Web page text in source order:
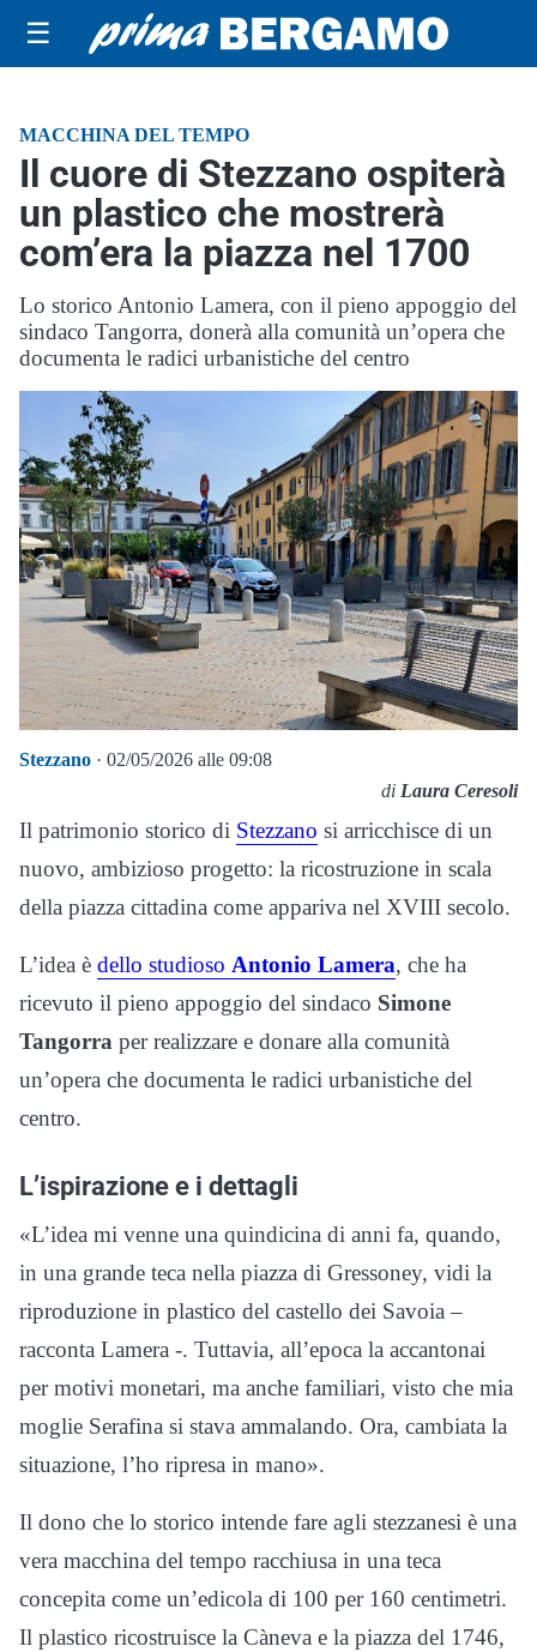
☰
MACCHINA DEL TEMPO
Il cuore di Stezzano ospiterà
un plastico che mostrerà
com’era la piazza nel 1700
Lo storico Antonio Lamera, con il pieno appoggio del
sindaco Tangorra, donerà alla comunità un’opera che
documenta le radici urbanistiche del centro
Stezzano · 02/05/2026 alle 09:08
di Laura Ceresoli
Il patrimonio storico di Stezzano si arricchisce di un
nuovo, ambizioso progetto: la ricostruzione in scala
della piazza cittadina come appariva nel XVIII secolo.
L’idea è dello studioso Antonio Lamera, che ha
ricevuto il pieno appoggio del sindaco Simone
Tangorra per realizzare e donare alla comunità
un’opera che documenta le radici urbanistiche del
centro.
L’ispirazione e i dettagli
«L’idea mi venne una quindicina di anni fa, quando,
in una grande teca nella piazza di Gressoney, vidi la
riproduzione in plastico del castello dei Savoia –
racconta Lamera -. Tuttavia, all’epoca la accantonai
per motivi monetari, ma anche familiari, visto che mia
moglie Serafina si stava ammalando. Ora, cambiata la
situazione, l’ho ripresa in mano».
Il dono che lo storico intende fare agli stezzanesi è una
vera macchina del tempo racchiusa in una teca
concepita come un’edicola di 100 per 160 centimetri.
Il plastico ricostruisce la Càneva e la piazza del 1746,